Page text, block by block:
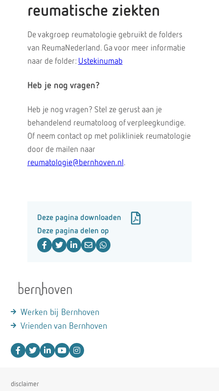
reumatische ziekten
De vakgroep reumatologie gebruikt de folders
van ReumaNederland. Ga voor meer informatie
naar de folder: Ustekinumab
Heb je nog vragen?
Heb je nog vragen? Stel ze gerust aan je
behandelend reumatoloog of verpleegkundige.
Of neem contact op met polikliniek reumatologie
door de mailen naar
reumatologie@bernhoven.nl .
Deze pagina downloaden
Deze pagina delen op
Werken bij Bernhoven
Vrienden van Bernhoven
disclaimer